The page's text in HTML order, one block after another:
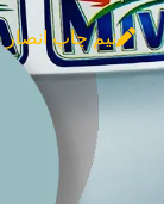
تیم چاپ انصار